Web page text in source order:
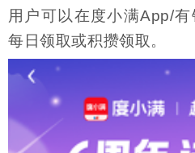
用户可以在度小满App/有
每日领取或积攒领取。